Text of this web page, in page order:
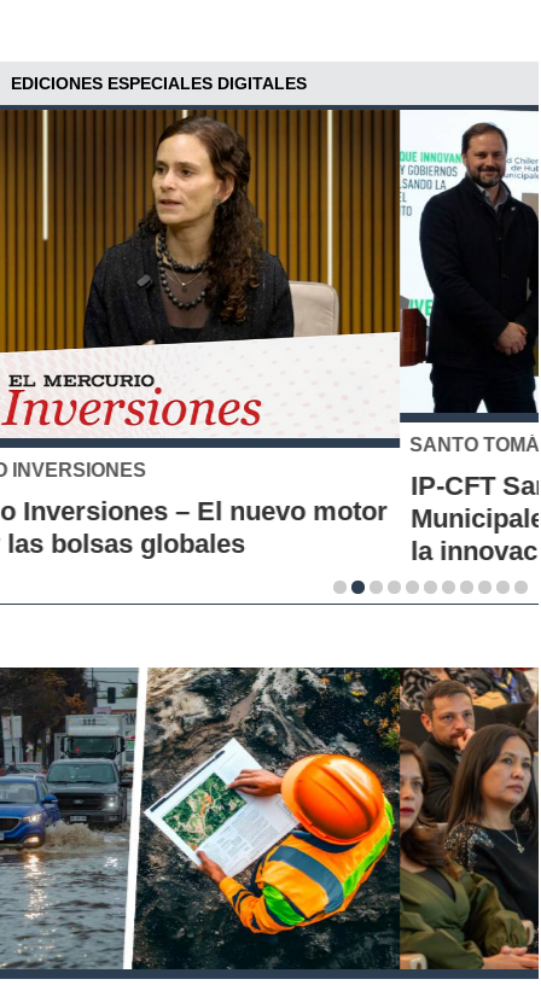
EDICIONES ESPECIALES DIGITALES
SANTO TOMÁS
IP-CFT Santo Tomás y Red de Hubs
Municipales firman alianza para impulsar
la innovación en los territorios